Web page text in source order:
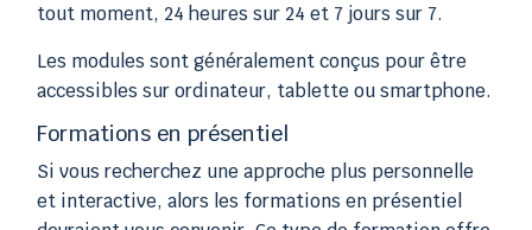
tout moment, 24 heures sur 24 et 7 jours sur 7.
Les modules sont généralement conçus pour être
accessibles sur ordinateur, tablette ou smartphone.
Formations en présentiel
Si vous recherchez une approche plus personnelle
et interactive, alors les formations en présentiel